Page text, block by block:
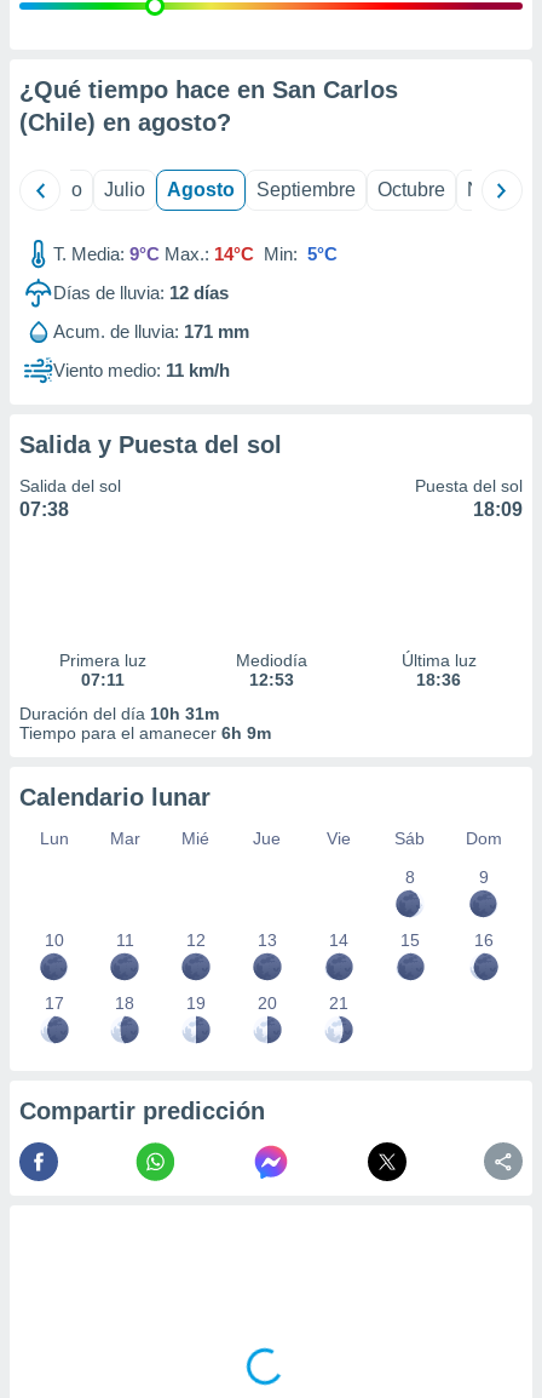
e
mediante
publicidad
de
1199
¿Qué tiempo hace en San Carlos
(Chile) en agosto?
Junio Julio Agosto Septiembre Octubre
T. Media: 9°C Max.: 14°C Min: 5°C
Días de lluvia: 12 días
Acum. de lluvia: 171 mm
Viento medio: 11 km/h
Salida y Puesta del sol
Salida del sol
07:38
Puesta del sol
18:09
Primera luz
07:11
Mediodía
12:53
Última luz
18:36
Duración del día 10h 31m
Tiempo para el amanecer 6h 9m
Calendario lunar
Lun Mar Mié Jue Vie Sáb
Dom
8
9
10 11 12 13 14 15 16
17 18 19 20 21
Compartir predicción